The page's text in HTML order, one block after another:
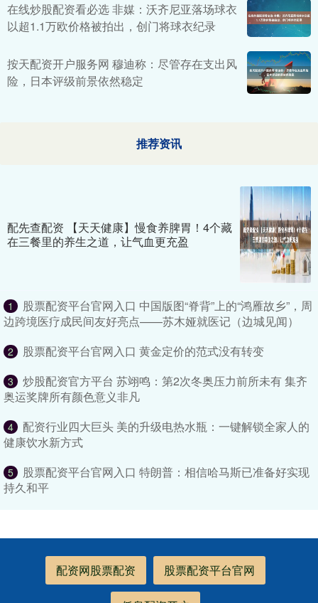
在线炒股配资看必选 非媒：沃齐尼亚落场球衣
以超1.1万欧价格被拍出，创门将球衣纪录
按天配资开户服务网 穆迪称：尽管存在支出风
险，日本评级前景依然稳定
推荐资讯
配先查配资 【天天健康】慢食养脾胃！4个藏
在三餐里的养生之道，让气血更充盈
1
股票配资平台官网入口 中国版图“脊背”上的“鸿雁故乡”，周
边跨境医疗成民间友好亮点——苏木娅就医记（边城见闻）
2 股票配资平台官网入口 黄金定价的范式没有转变
3
炒股配资官方平台 苏翊鸣：第2次冬奥压力前所未有 集齐
奥运奖牌所有颜色意义非凡
4
配资行业四大巨头 美的升级电热水瓶：一键解锁全家人的
健康饮水新方式
5
股票配资平台官网入口 特朗普：相信哈马斯已准备好实现
持久和平
配资网股票配资 股票配资平台官网